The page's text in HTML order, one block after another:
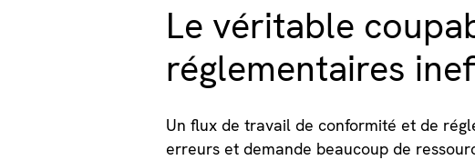
Le véritable
réglementaires
Un flux de travail de conformité et de
erreurs et demande beaucoup de